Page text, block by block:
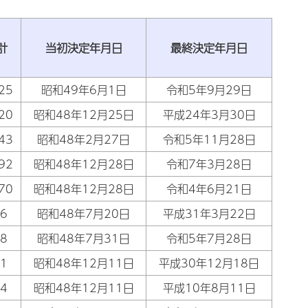
当初決定年月日 最終決定年月日
昭和49年6月1日
令和5年9月29日
昭和48年12月25日
平成24年3月30日
昭和48年2月27日
令和5年11月28日
昭和48年12月28日
令和7年3月28日
昭和48年12月28日
令和4年6月21日
昭和48年7月20日
平成31年3月22日
昭和48年7月31日
令和5年7月28日
昭和48年12月11日
平成30年12月18日
昭和48年12月11日
平成10年8月11日